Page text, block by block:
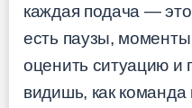
каждая подача —
есть паузы,
оценить ситуацию и
видишь, как команда